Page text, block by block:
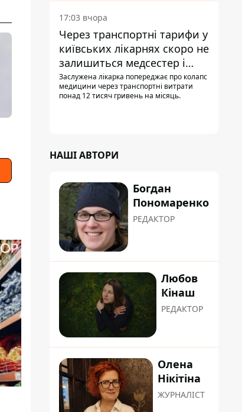
17:03 вчора
Через транспортні тарифи у
київських лікарнях скоро не
залишиться медсестер і
санітарок - професор
Голубовська
Заслужена лікарка попереджає про колапс
медицини через транспортні витрати
понад 12 тисяч гривень на місяць.
НАШІ АВТОРИ
Богдан
Пономаренко
РЕДАКТОР
Любов
Кінаш
РЕДАКТОР
Олена
Нікітіна
ЖУРНАЛІСТ